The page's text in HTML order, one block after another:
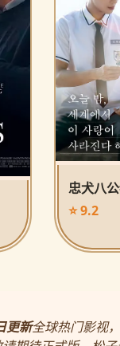
忠犬八
⭐ 9.2
更新全球热门影视，